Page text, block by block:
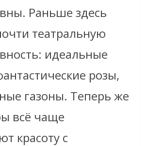
Раньше здесь
театральную
идеальные
розы,
газоны. Теперь же
всё чаще
красоту с